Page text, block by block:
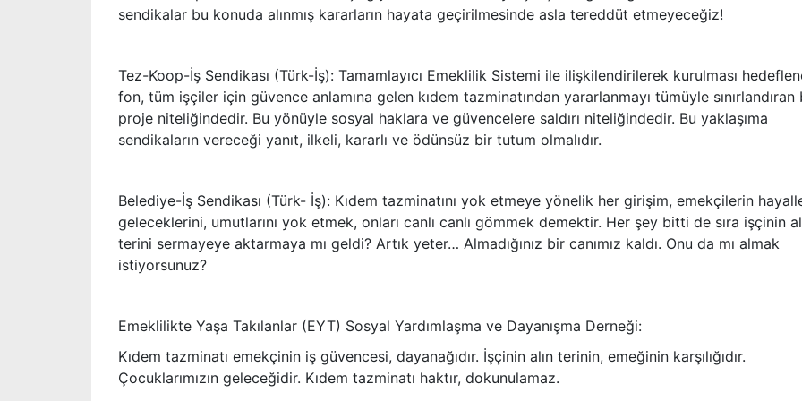
sendikalar bu konuda alınmış kararların hayata geçirilmesinde asla tereddüt etmeyeceğiz!
Tez-Koop-İş Sendikası (Türk-İş): Tamamlayıcı Emeklilik Sistemi ile ilişkilendirilerek kurulması
fon, tüm işçiler için güvence anlamına gelen kıdem tazminatından yararlanmayı tümüyle sınırlandıran
proje niteliğindedir. Bu yönüyle sosyal haklara ve güvencelere saldırı niteliğindedir. Bu yaklaşıma
sendikaların vereceği yanıt, ilkeli, kararlı ve ödünsüz bir tutum olmalıdır.
Belediye-İş Sendikası (Türk- İş): Kıdem tazminatını yok etmeye yönelik her girişim, emekçilerin
geleceklerini, umutlarını yok etmek, onları canlı canlı gömmek demektir. Her şey bitti de sıra işçinin
terini sermayeye aktarmaya mı geldi? Artık yeter… Almadığınız bir canımız kaldı. Onu da mı almak
istiyorsunuz?
Emeklilikte Yaşa Takılanlar (EYT) Sosyal Yardımlaşma ve Dayanışma Derneği:
Kıdem tazminatı emekçinin iş güvencesi, dayanağıdır. İşçinin alın terinin, emeğinin karşılığıdır.
Çocuklarımızın geleceğidir. Kıdem tazminatı haktır, dokunulamaz.